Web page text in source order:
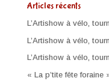
Articles récents
L’Artishow à vélo,
L’Artishow à vélo,
L’Artishow à vélo,
« La p’tite fête foraine